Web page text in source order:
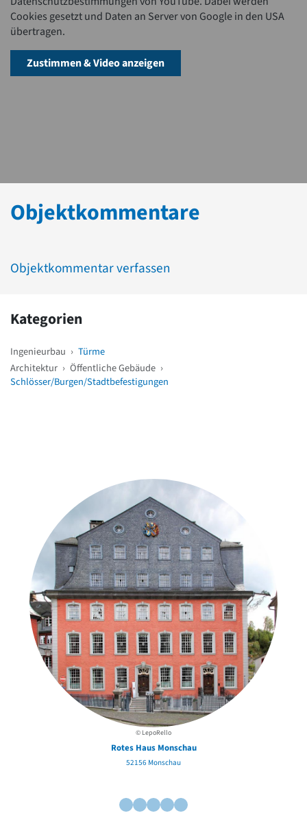
Cookies gesetzt und Daten an Server von Google in den USA
übertragen.
Zustimmen & Video anzeigen
Objektkommentare
Objektkommentar verfassen
Kategorien
Ingenieurbau › Türme
Architektur › Öffentliche Gebäude ›
Schlösser/Burgen/Stadtbefestigungen
© LepoRello
Rotes Haus Monschau
52156 Monschau